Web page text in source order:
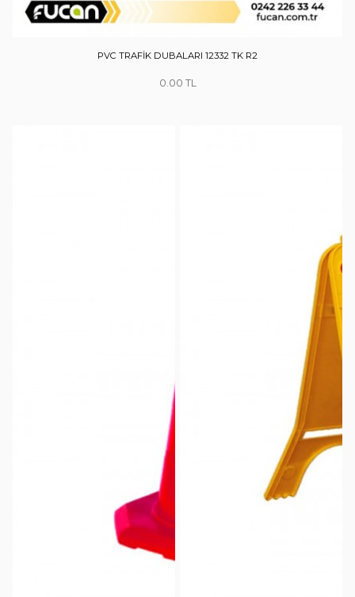
PVC TRAFİK DUBALARI 12332 TK R2
0.00